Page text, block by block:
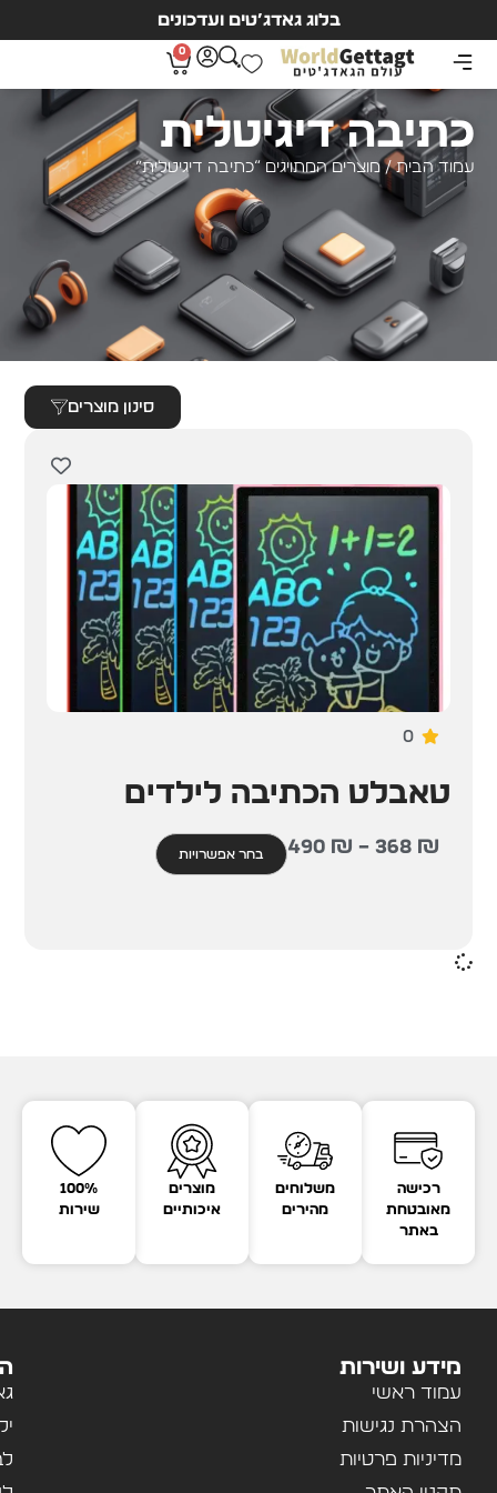
בלוג גאדג’טים ועדכונים
0
כתיבה דיגיטלית
עמוד הבית/ מוצרים המתויגים “כתיבה דיגיטלית”
סינון מוצרים
0
טאבלט הכתיבה לילדים
368 ₪
–
490 ₪ בחר אפשרויות
רכישה
מאובטחת
באתר
משלוחים
מהירים
מוצרים
איכותיים
100%
שירות
מידע ושירות
עמוד ראשי
הצהרת נגישות
מדיניות פרטיות